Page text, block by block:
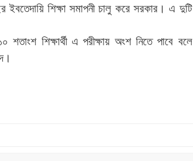
ইবতেদায়ি শিক্ষা সমাপনী চালু করে সরকার । এ দুটি
শতাংশ শিক্ষার্থী এ পরীক্ষায় অংশ নিতে পাবে বলে
।